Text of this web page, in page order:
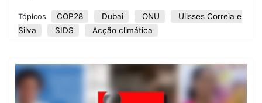
Tópicos COP28 Dubai ONU
Ulisses Correia e
Silva
SIDS Acção climática